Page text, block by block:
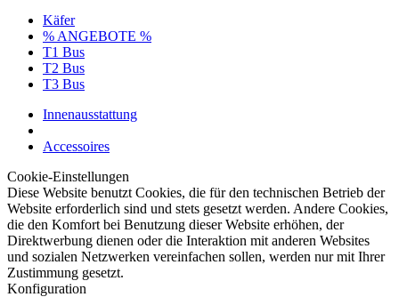
Käfer
% ANGEBOTE %
T1 Bus
T2 Bus
T3 Bus
Innenausstattung
Accessoires
Cookie-Einstellungen
Diese Website benutzt Cookies, die für den technischen Betrieb der
Website erforderlich sind und stets gesetzt werden. Andere Cookies,
die den Komfort bei Benutzung dieser Website erhöhen, der
Direktwerbung dienen oder die Interaktion mit anderen Websites
und sozialen Netzwerken vereinfachen sollen, werden nur mit Ihrer
Zustimmung gesetzt.
Konfiguration